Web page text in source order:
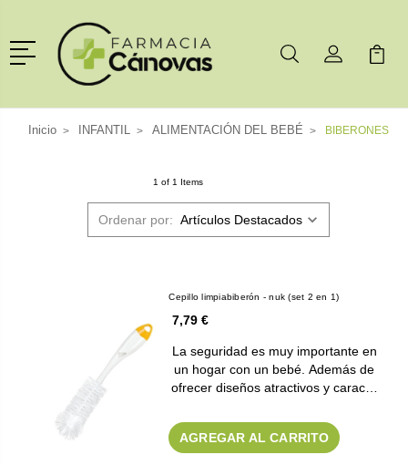
Menú
BuscarMi Cuenta
Mi
Inicio INFANTIL ALIMENTACIÓN DEL BEBÉ BIBERONES
1 of 1 Items
Ordenar por:
Cepillo limpiabiberón - nuk (set 2 en 1)
7,79 €
La seguridad es muy importante en
un hogar con un bebé. Además de
ofrecer diseños atractivos y carac…
AGREGAR AL CARRITO